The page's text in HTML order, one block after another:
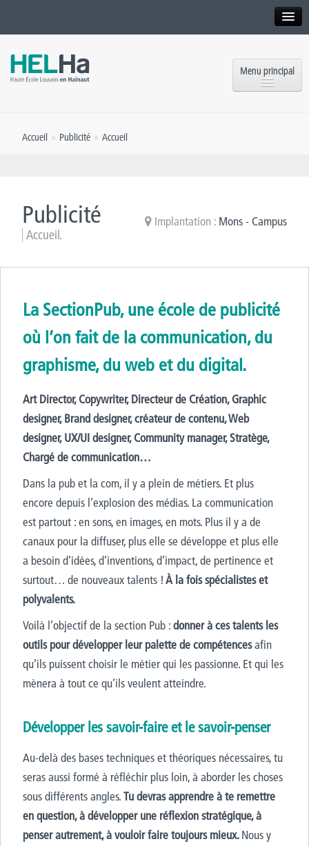
Presse
Menu principal
OEH
Accueil » Publicité » Accueil
Publicité
Accueil.
Implantation : Mons - Campus
La SectionPub, une école de publicité
où l’on fait de la communication, du
graphisme, du web et du digital.
Art Director, Copywriter, Directeur de Création, Graphic
designer, Brand designer, créateur de contenu, Web
designer, UX/UI designer, Community manager, Stratège,
Chargé de communication…
Dans la pub et la com, il y a plein de métiers. Et plus
encore depuis l’explosion des médias. La communication
est partout : en sons, en images, en mots. Plus il y a de
canaux pour la diffuser, plus elle se développe et plus elle
a besoin d’idées, d’inventions, d’impact, de pertinence et
surtout… de nouveaux talents !À la fois spécialistes et
polyvalents.
Voilà l’objectif de la section Pub :donner à ces talents les
outils pour développer leur palette de compétencesafin
qu’ils puissent choisir le métier qui les passionne. Et qui les
mènera à tout ce qu’ils veulent atteindre.
Développer les savoir-faire et le savoir-penser
Au-delà des bases techniques et théoriques nécessaires, tu
seras aussi formé à réfléchir plus loin, à aborder les choses
sous différents angles.Tu devras apprendre à te remettre
en question, à développer une réflexion stratégique, à
penser autrement, à vouloir faire toujours mieux.Nous y